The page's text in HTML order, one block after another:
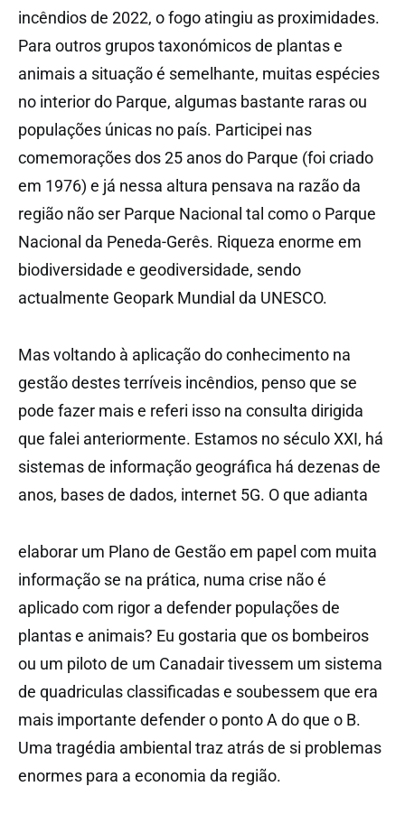
incêndios de 2022, o fogo atingiu as proximidades.
Para outros grupos taxonómicos de plantas e
animais a situação é semelhante, muitas espécies
no interior do Parque, algumas bastante raras ou
populações únicas no país. Participei nas
comemorações dos 25 anos do Parque (foi criado
em 1976) e já nessa altura pensava na razão da
região não ser Parque Nacional tal como o Parque
Nacional da Peneda-Gerês. Riqueza enorme em
biodiversidade e geodiversidade, sendo
actualmente Geopark Mundial da UNESCO.
Mas voltando à aplicação do conhecimento na
gestão destes terríveis incêndios, penso que se
pode fazer mais e referi isso na consulta dirigida
que falei anteriormente. Estamos no século XXI, há
sistemas de informação geográfica há dezenas de
anos, bases de dados, internet 5G. O que adianta
elaborar um Plano de Gestão em papel com muita
informação se na prática, numa crise não é
aplicado com rigor a defender populações de
plantas e animais? Eu gostaria que os bombeiros
ou um piloto de um Canadair tivessem um sistema
de quadriculas classificadas e soubessem que era
mais importante defender o ponto A do que o B.
Uma tragédia ambiental traz atrás de si problemas
enormes para a economia da região.